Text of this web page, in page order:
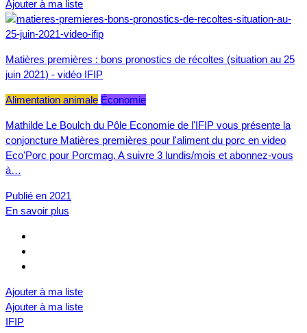
Ajouter à ma liste
Matières premières : bons pronostics de récoltes (situation au 25
juin 2021) - vidéo IFIP
Alimentation animale Économie
Mathilde Le Boulch du Pôle Economie de l'IFIP vous présente la
conjoncture Matières premières pour l'aliment du porc en video
Eco'Porc pour Porcmag. A suivre 3 lundis/mois et abonnez-vous
à…
Publié en 2021
En savoir plus
Ajouter à ma liste
Ajouter à ma liste
IFIP